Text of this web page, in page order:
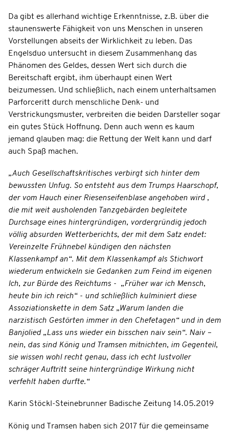
Da gibt es allerhand wichtige Erkenntnisse, z.B. über die
staunenswerte Fähigkeit von uns Menschen in unseren
Vorstellungen abseits der Wirklichkeit zu leben. Das
Engelsduo untersucht in diesem Zusammenhang das
Phänomen des Geldes, dessen Wert sich durch die
Bereitschaft ergibt, ihm überhaupt einen Wert
beizumessen. Und schließlich, nach einem unterhaltsamen
Parforceritt durch menschliche Denk- und
Verstrickungsmuster, verbreiten die beiden Darsteller sogar
ein gutes Stück Hoffnung. Denn auch wenn es kaum
jemand glauben mag: die Rettung der Welt kann und darf
auch Spaß machen.
„Auch Gesellschaftskritisches verbirgt sich hinter dem
bewussten Unfug. So entsteht aus dem Trumps Haarschopf,
der vom Hauch einer Riesenseifenblase angehoben wird ,
die mit weit ausholenden Tanzgebärden begleitete
Durchsage eines hintergründigen, vordergründig jedoch
völlig absurden Wetterberichts, der mit dem Satz endet:
Vereinzelte Frühnebel kündigen den nächsten
Klassenkampf an“. Mit dem Klassenkampf als Stichwort
wiederum entwickeln sie Gedanken zum Feind im eigenen
Ich, zur Bürde des Reichtums - „Früher war ich Mensch,
heute bin ich reich“ - und schließlich kulminiert diese
Assoziationskette in dem Satz „Warum landen die
narzistisch Gestörten immer in den Chefetagen“ und in dem
Banjolied „Lass uns wieder ein bisschen naiv sein“. Naiv –
nein, das sind König und Tramsen mitnichten, im Gegenteil,
sie wissen wohl recht genau, dass ich echt lustvoller
schräger Auftritt seine hintergründige Wirkung nicht
verfehlt haben durfte.“
Karin Stöckl-Steinebrunner Badische Zeitung 14.05.2019
König und Tramsen haben sich 2017 für die gemeinsame